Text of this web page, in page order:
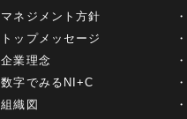
マネジメント方針
トップメッセージ
企業理念
数字でみるNI+C
組織図